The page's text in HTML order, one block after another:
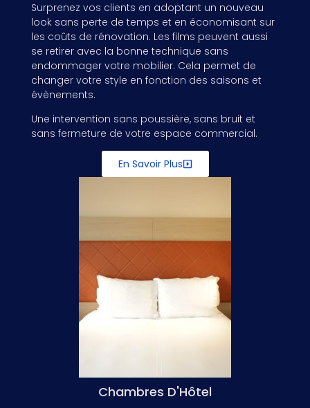
Surprenez vos clients en adoptant un nouveau
look sans perte de temps et en économisant sur
les coûts de rénovation. Les films peuvent aussi
se retirer avec la bonne technique sans
endommager votre mobilier. Cela permet de
changer votre style en fonction des saisons et
évènements.
Une intervention sans poussière, sans bruit et
sans fermeture de votre espace commercial.
En Savoir Plus
Chambres D'Hôtel